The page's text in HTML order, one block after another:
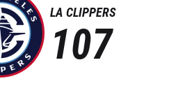
LA CLIPPERS
107